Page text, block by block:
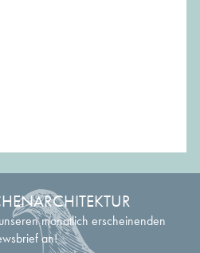
monatlich erscheinenden
an!